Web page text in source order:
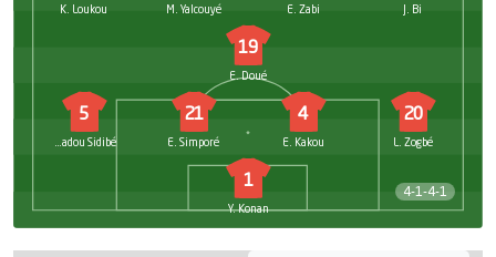
4-1-4-1
J. Bi
E. Zabi
M. Yalcouyé
K. Loukou
19
E. Doué
20
L. Zogbé
4
E. Kakou
21
E. Simporé
5
Mamadou Sidibé
1
Y. Konan